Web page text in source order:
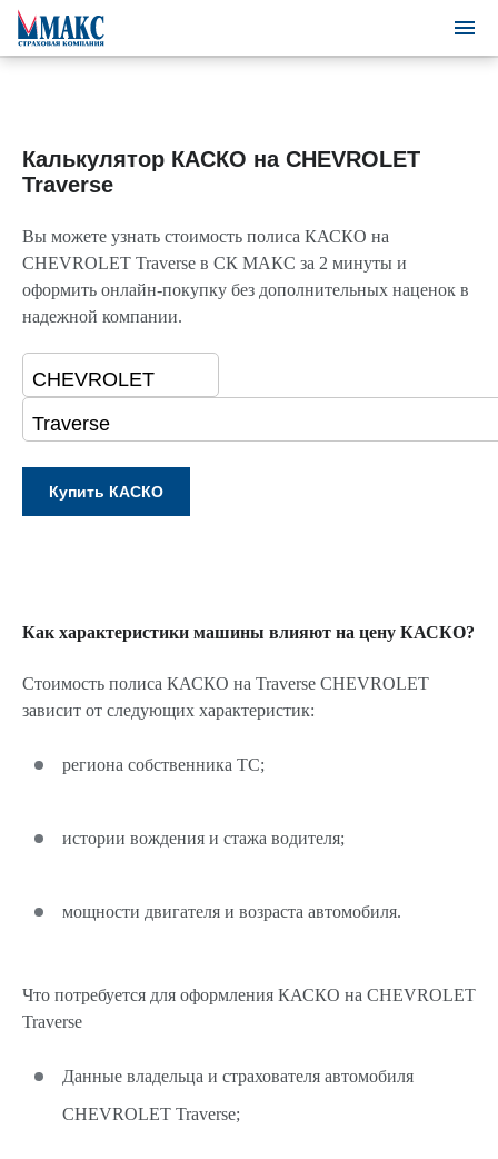
Калькулятор КАСКО на CHEVROLET
Traverse
Вы можете узнать стоимость полиса КАСКО на
CHEVROLET Traverse в СК МАКС за 2 минуты и
оформить онлайн-покупку без дополнительных наценок в
надежной компании.
Как характеристики машины влияют на цену КАСКО?
Стоимость полиса КАСКО на Traverse CHEVROLET
зависит от следующих характеристик:
региона собственника ТС;
истории вождения и стажа водителя;
мощности двигателя и возраста автомобиля.
Что потребуется для оформления КАСКО на CHEVROLET
Traverse
Данные владельца и страхователя автомобиля
CHEVROLET Traverse;